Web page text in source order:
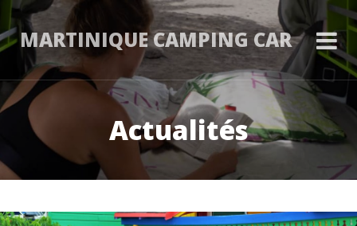
MARTINIQUE CAMPING CAR
Actualités